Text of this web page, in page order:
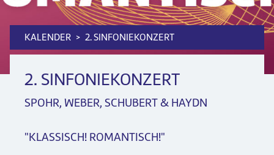
KALENDER 2. SINFONIEKONZERT
2. SINFONIEKONZERT
SPOHR, WEBER, SCHUBERT & HAYDN
"KLASSISCH! ROMANTISCH!"